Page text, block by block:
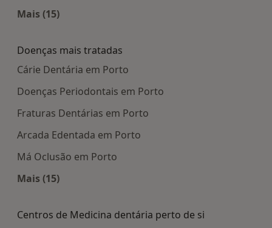
Mais (15)
Doenças mais tratadas
Cárie Dentária em Porto
Doenças Periodontais em Porto
Fraturas Dentárias em Porto
Arcada Edentada em Porto
Má Oclusão em Porto
Mais (15)
Centros de Medicina dentária perto de si